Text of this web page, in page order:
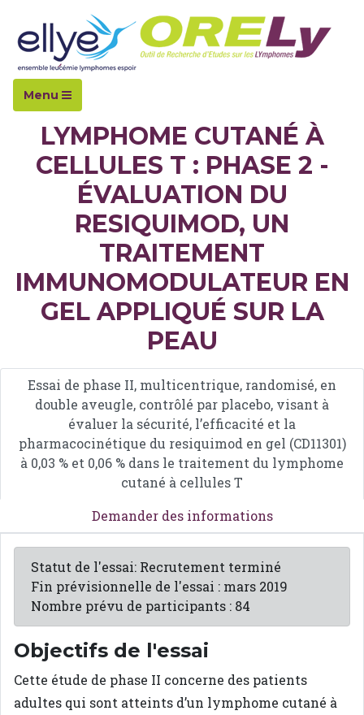
Menu
Accueil
LYMPHOME CUTANÉ À
CELLULES T : PHASE 2 -
ÉVALUATION DU
RESIQUIMOD, UN
TRAITEMENT
IMMUNOMODULATEUR EN
GEL APPLIQUÉ SUR LA
PEAU
Essai de phase II, multicentrique, randomisé, en
double aveugle, contrôlé par placebo, visant à
évaluer la sécurité, l’efficacité et la
pharmacocinétique du resiquimod en gel (CD11301)
à 0,03 % et 0,06 % dans le traitement du lymphome
cutané à cellules T
Demander des informations
Statut de l'essai: Recrutement terminé
Fin prévisionnelle de l'essai : mars 2019
Nombre prévu de participants : 84
Objectifs de l'essai
Cette étude de phase II concerne des patients
adultes qui sont atteints d’un lymphome cutané à